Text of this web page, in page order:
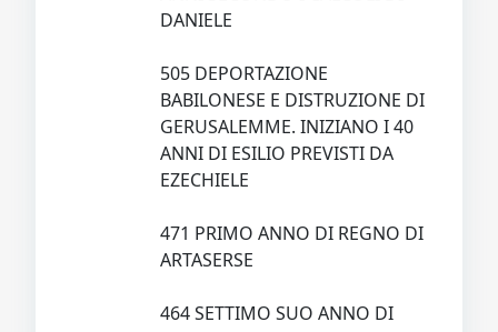
DANIELE
505 DEPORTAZIONE
BABILONESE E DISTRUZIONE DI
GERUSALEMME. INIZIANO I 40
ANNI DI ESILIO PREVISTI DA
EZECHIELE
471 PRIMO ANNO DI REGNO DI
ARTASERSE
464 SETTIMO SUO ANNO DI